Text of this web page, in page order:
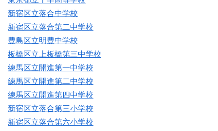
新宿区立落合中学校
新宿区立落合第二中学校
豊島区立明豊中学校
板橋区立上板橋第三中学校
練馬区立開進第一中学校
練馬区立開進第二中学校
練馬区立開進第四中学校
新宿区立落合第三小学校
新宿区立落合第六小学校